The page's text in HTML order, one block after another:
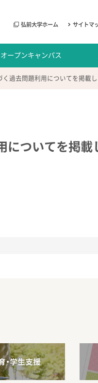
弘前大学ホーム
サイトマ
オープンキャンパス
く過去問題利用についてを掲載
についてを掲載